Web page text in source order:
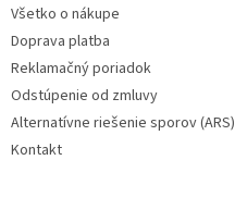
Všetko o nákupe
Doprava platba
Reklamačný poriadok
Odstúpenie od zmluvy
Alternatívne riešenie sporov (ARS)
Kontakt